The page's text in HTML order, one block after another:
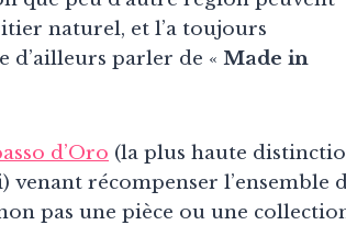
naturel, et l’a toujours
d’ailleurs parler de « Made in
d’Oro (la plus haute
récompenser l’ensemble
pas une pièce ou une